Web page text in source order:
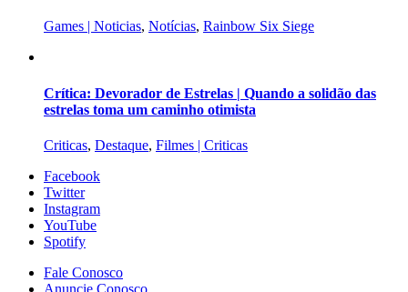
Games | Noticias, Notícias, Rainbow Six Siege
Crítica: Devorador de Estrelas | Quando a solidão das
estrelas toma um caminho otimista
Criticas, Destaque, Filmes | Criticas
Facebook
Twitter
Instagram
YouTube
Spotify
Fale Conosco
Anuncie Conosco